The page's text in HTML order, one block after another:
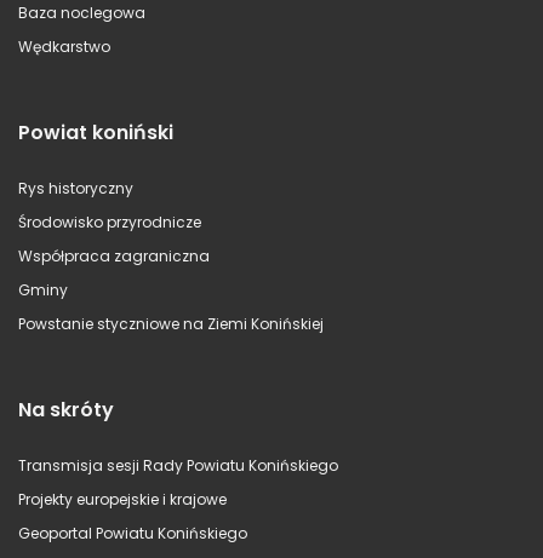
Baza noclegowa
Wędkarstwo
Powiat koniński
Rys historyczny
Środowisko przyrodnicze
Współpraca zagraniczna
Gminy
Powstanie styczniowe na Ziemi Konińskiej
Na skróty
Transmisja sesji Rady Powiatu Konińskiego
Projekty europejskie i krajowe
Geoportal Powiatu Konińskiego